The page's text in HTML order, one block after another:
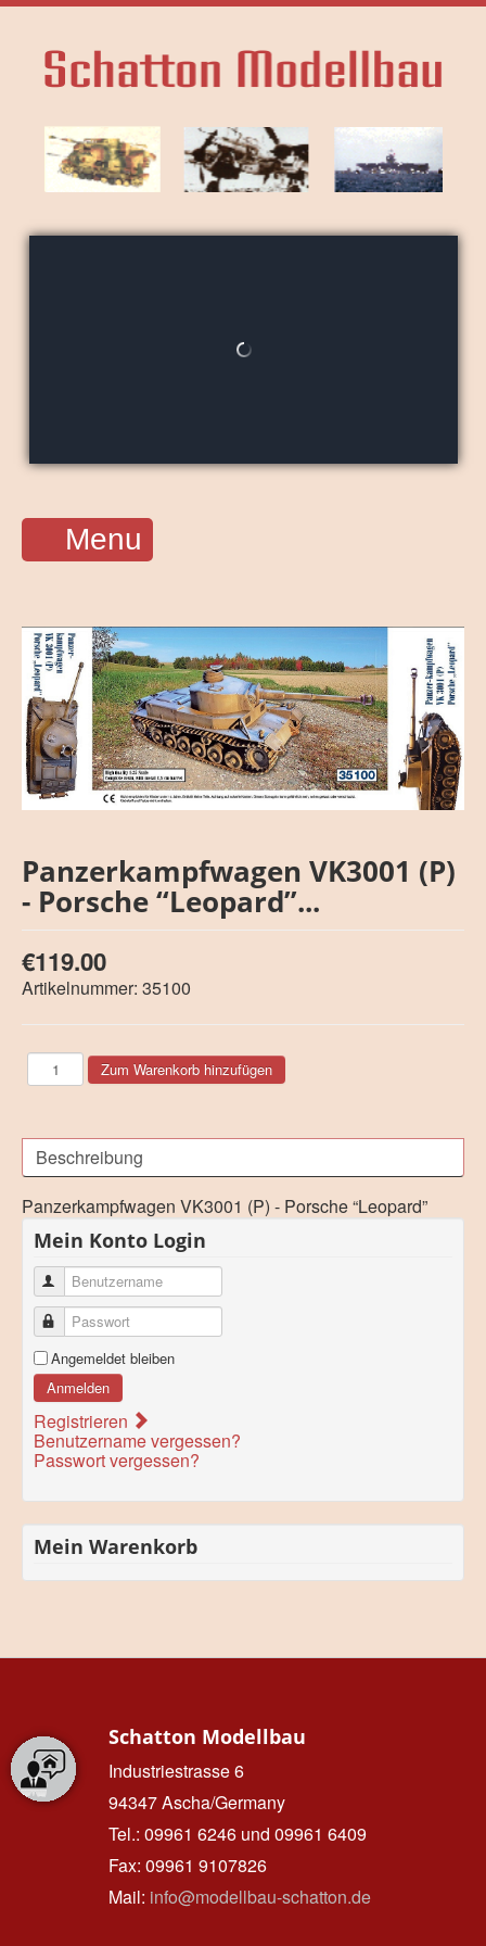
Menu
Panzerkampfwagen VK3001 (P)
- Porsche “Leopard”...
€119.00
Artikelnummer: 35100
Beschreibung
Panzerkampfwagen VK3001 (P) - Porsche “Leopard”
Mein Konto Login
Benutzername
Passwort
Angemeldet bleiben
Anmelden
Registrieren
Benutzername vergessen?
Passwort vergessen?
Mein Warenkorb
Schatton Modellbau
Industriestrasse 6
94347 Ascha/Germany
Tel.: 09961 6246 und 09961 6409
Fax: 09961 9107826
Mail: info@modellbau-schatton.de